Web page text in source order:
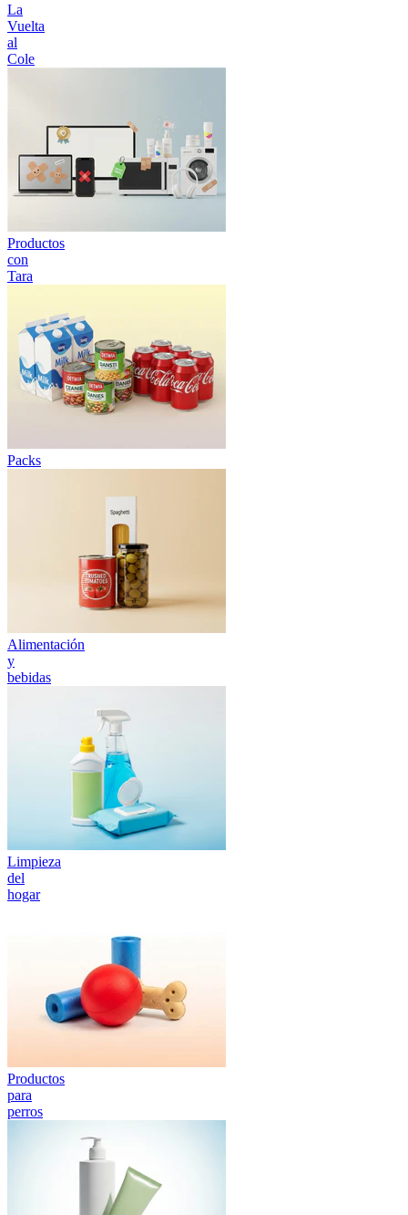
La
Vuelta
al
Cole
Productos
con
Tara
Packs
Alimentación
y
bebidas
Limpieza
del
hogar
Productos
para
perros